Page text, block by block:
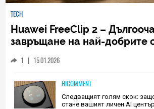
TECH
Huawei FreeClip 2 –
завръщане на най-добрите
1 | 15.01.2026
HICOMMENT
Следващият голям скок:
стане вашият личен AI център